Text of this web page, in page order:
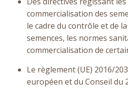
commercialisation des
le cadre du contrôle et de
semences, les normes
commercialisation de
Le règlement (UE) 2016/
européen et du Conseil du